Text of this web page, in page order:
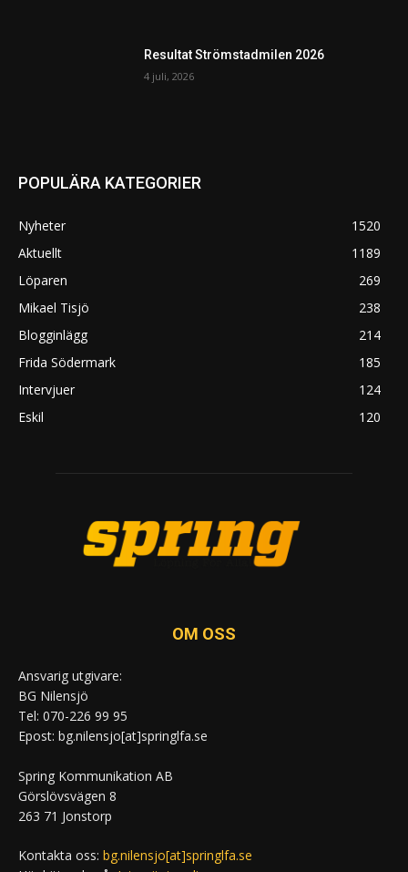
Resultat Strömstadmilen 2026
4 juli, 2026
POPULÄRA KATEGORIER
Nyheter
1520
Aktuellt
1189
Löparen
269
Mikael Tisjö
238
Blogginlägg
214
Frida Södermark
185
Intervjuer
124
Eskil
120
OM OSS
Ansvarig utgivare:
BG Nilensjö
Tel: 070-226 99 95
Epost: bg.nilensjo[at]springlfa.se
Spring Kommunikation AB
Görslövsvägen 8
263 71 Jonstorp
Kontakta oss: bg.nilensjo[at]springlfa.se